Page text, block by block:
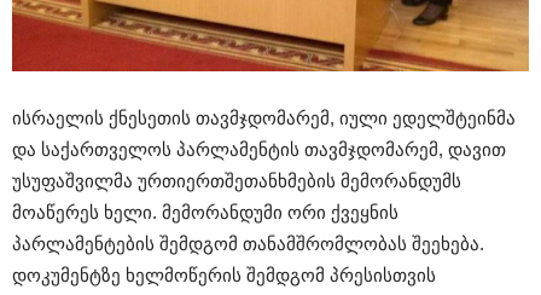
ისრაელის ქნესეთის თავმჯდომარემ, იული ედელშტეინმა
და საქართველოს პარლამენტის თავმჯდომარემ, დავით
უსუფაშვილმა ურთიერთშეთანხმების მემორანდუმს
მოაწერეს ხელი. მემორანდუმი ორი ქვეყნის
პარლამენტების შემდგომ თანამშრომლობას შეეხება.
დოკუმენტზე ხელმოწერის შემდგომ პრესისთვის